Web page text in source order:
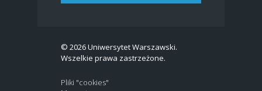
© 2026 Uniwersytet Warszawski.
Wszelkie prawa zastrzeżone.
Pliki "cookies"